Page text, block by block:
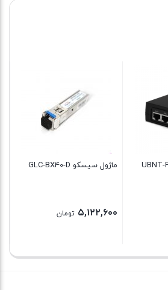
ماژول سیسکو GLC-BX40-D
۵,۱۲۲,۶۰۰ تومان